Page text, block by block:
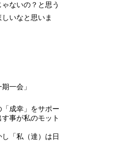
ないの？と思う
いなと思いま
一会」
成幸」をサポー
事が私のモット
「私（達）は日